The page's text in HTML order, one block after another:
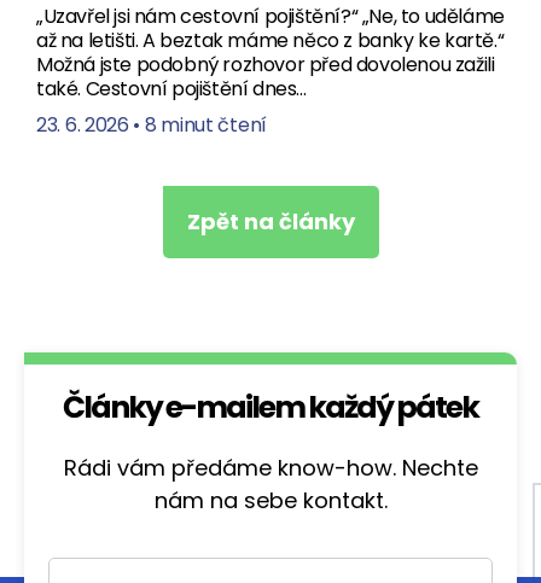
„Uzavřel jsi nám cestovní pojištění?“ „Ne, to uděláme
až na letišti. A beztak máme něco z banky ke kartě.“
Možná jste podobný rozhovor před dovolenou zažili
také. Cestovní pojištění dnes…
23. 6. 2026 • 8 minut čtení
Zpět na články
Články e-mailem každý pátek
Rádi vám předáme know-how. Nechte
nám na sebe kontakt.